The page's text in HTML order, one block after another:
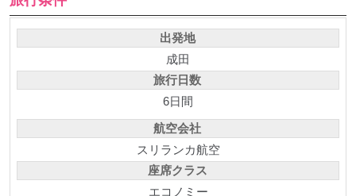
出発地
成田
旅行日数
6日間
航空会社
スリランカ航空
座席クラス
エコノミー